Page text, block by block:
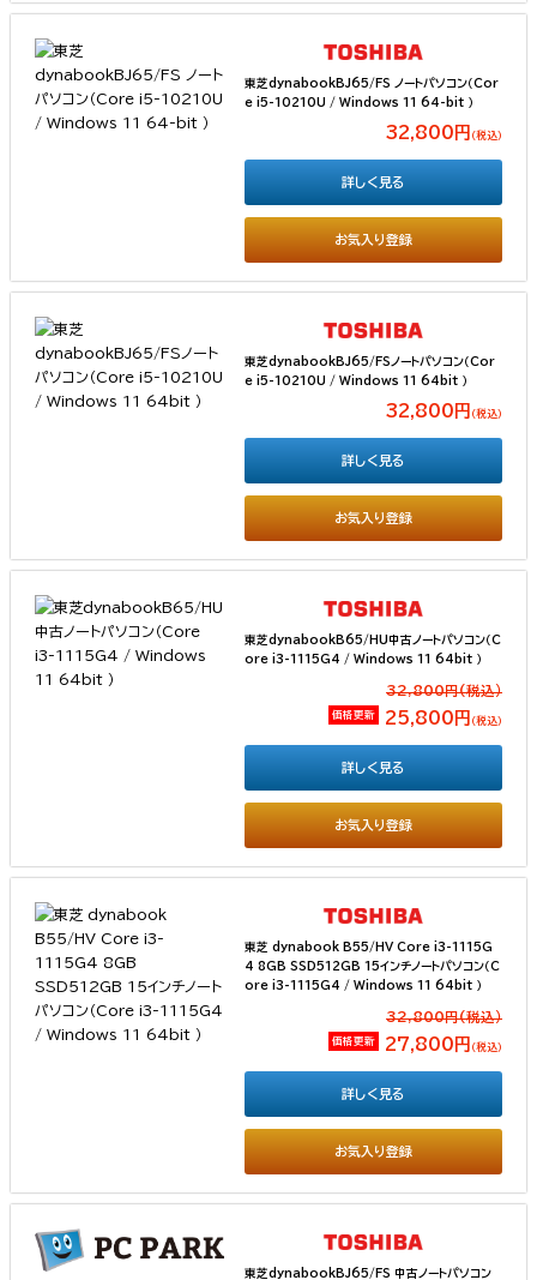
東芝dynabookBJ65/FS ノートパソコン（Cor
e i5-10210U / Windows 11 64-bit ）
32,800円 （税込）
お気入り登録
詳しく見る
東芝dynabookBJ65/FSノートパソコン（Cor
e i5-10210U / Windows 11 64bit ）
32,800円 （税込）
お気入り登録
詳しく見る
東芝dynabookB65/HU中古ノートパソコン（C
ore i3-1115G4 / Windows 11 64bit ）
32,800円(税込）
価格更新 25,800円 （税込）
お気入り登録
詳しく見る
東芝 dynabook B55/HV Core i3-1115G
4 8GB SSD512GB 15インチノートパソコン（C
ore i3-1115G4 / Windows 11 64bit ）
32,800円(税込）
価格更新 27,800円 （税込）
お気入り登録
詳しく見る
東芝dynabookBJ65/FS 中古ノートパソコン